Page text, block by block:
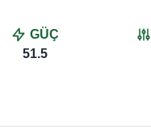
GÜÇ
51.5